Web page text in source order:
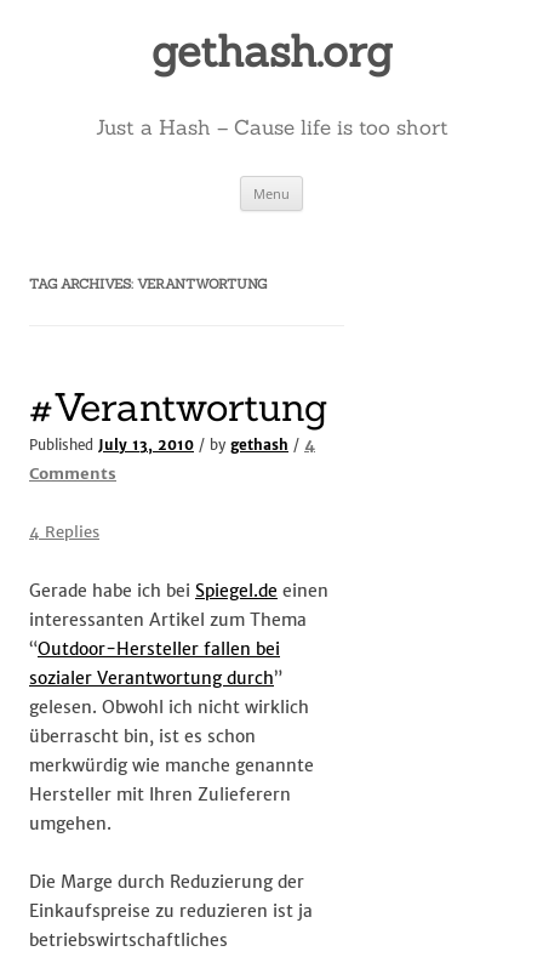
gethash.org
Just a Hash – Cause life is too short
Menu
TAG ARCHIVES: VERANTWORTUNG
#Verantwortung
Published July 13, 2010 / by gethash / 4
Comments
4 Replies
Gerade habe ich bei Spiegel.de einen
interessanten Artikel zum Thema
“Outdoor-Hersteller fallen bei
sozialer Verantwortung durch”
gelesen. Obwohl ich nicht wirklich
überrascht bin, ist es schon
merkwürdig wie manche genannte
Hersteller mit Ihren Zulieferern
umgehen.
Die Marge durch Reduzierung der
Einkaufspreise zu reduzieren ist ja
betriebswirtschaftliches